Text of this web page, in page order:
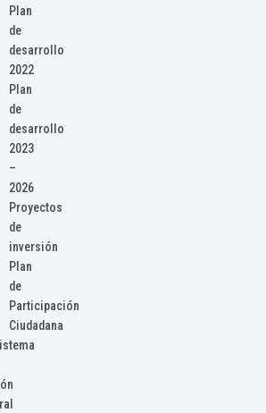
Plan
de
desarrollo
2022
Plan
de
desarrollo
2023
–
2026
Proyectos
de
inversión
Plan
de
Participación
Ciudadana